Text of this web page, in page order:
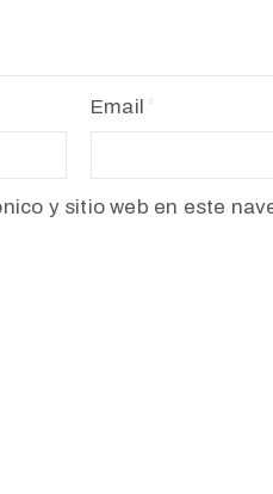
Email
y sitio web en este